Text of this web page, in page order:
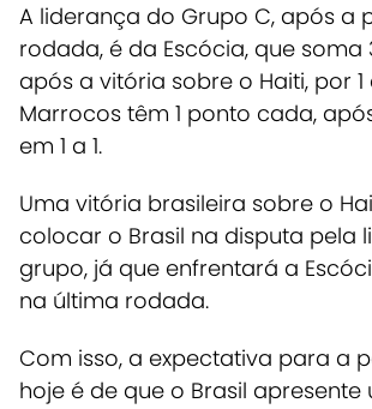
A liderança do Grupo C, após a
rodada, é da Escócia, que soma
após a vitória sobre o Haiti, por 1
Marrocos têm 1 ponto cada,
em 1 a 1.
Uma vitória brasileira sobre o
colocar o Brasil na disputa pela
grupo, já que enfrentará a
na última rodada.
Com isso, a expectativa para a
hoje é de que o Brasil